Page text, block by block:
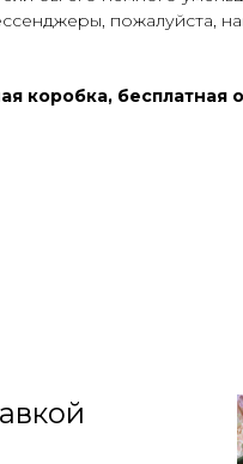
пожалуйста,
коробка, бесплатная